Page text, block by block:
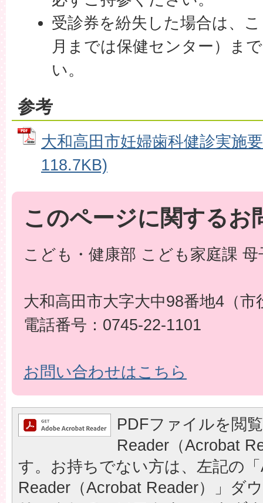
受診券を紛失した場合は、
月までは保健センター）ま
い。
参考
大和高田市妊婦歯科健診実施
118.7KB)
このページに関するお
こども・健康部 こども家庭課 母
大和高田市大字大中98番地4（市
電話番号：0745-22-1101
お問い合わせはこちら
PDFファイルを閲
Reader（Acrobat
す。お持ちでない方は、左記の
Reader（Acrobat Reader）」ダ